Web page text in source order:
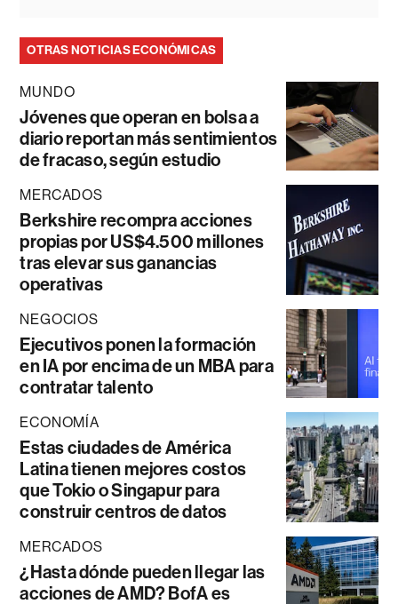
OTRAS NOTICIAS ECONÓMICAS
MUNDO
Jóvenes que operan en bolsa a
diario reportan más sentimientos
de fracaso, según estudio
MERCADOS
Berkshire recompra acciones
propias por US$4.500 millones
tras elevar sus ganancias
operativas
NEGOCIOS
Ejecutivos ponen la formación
en IA por encima de un MBA para
contratar talento
ECONOMÍA
Estas ciudades de América
Latina tienen mejores costos
que Tokio o Singapur para
construir centros de datos
MERCADOS
¿Hasta dónde pueden llegar las
acciones de AMD? BofA es